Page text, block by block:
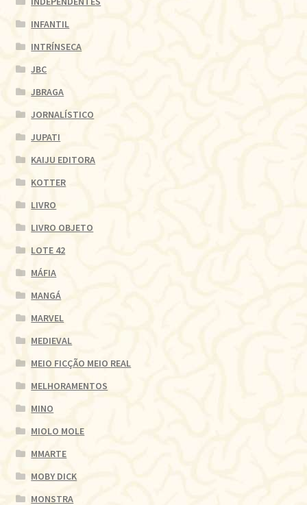
INFANTIL
INTRÍNSECA
JBC
JBRAGA
JORNALÍSTICO
JUPATI
KAIJU EDITORA
KOTTER
LIVRO
LIVRO OBJETO
LOTE 42
MÁFIA
MANGÁ
MARVEL
MEDIEVAL
MEIO FICÇÃO MEIO REAL
MELHORAMENTOS
MINO
MIOLO MOLE
MMARTE
MOBY DICK
MONSTRA